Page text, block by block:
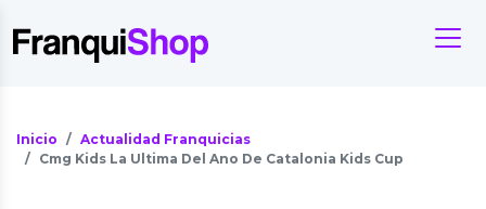
Inicio
Actualidad Franquicias
Cmg Kids La Ultima Del Ano De Catalonia Kids Cup